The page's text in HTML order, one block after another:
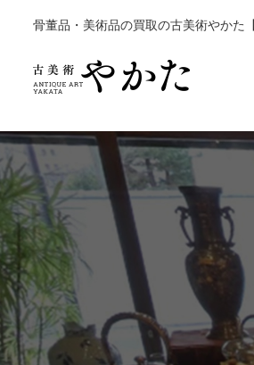
骨董品・美術品の買取の古美術やかた